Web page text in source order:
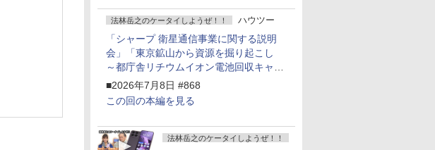
法林岳之のケータイしようぜ！！ ハウツー
「シャープ 衛星通信事業に関する説明
会」「東京鉱山から資源を掘り起こし
～都庁舎リチウムイオン電池回収キャン
ペーン～」
■2026年7月8日 #868
この回の本編を見る
法林岳之のケータイしようぜ！！